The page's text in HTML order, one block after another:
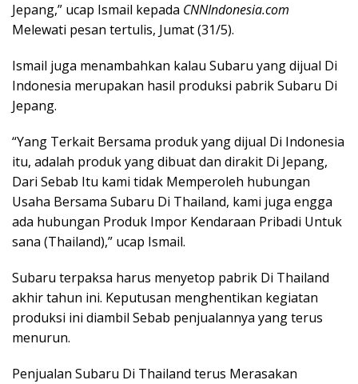
Jepang,” ucap Ismail kepada CNNIndonesia.com
Melewati pesan tertulis, Jumat (31/5).
Ismail juga menambahkan kalau Subaru yang dijual Di
Indonesia merupakan hasil produksi pabrik Subaru Di
Jepang.
“Yang Terkait Bersama produk yang dijual Di Indonesia
itu, adalah produk yang dibuat dan dirakit Di Jepang,
Dari Sebab Itu kami tidak Memperoleh hubungan
Usaha Bersama Subaru Di Thailand, kami juga engga
ada hubungan Produk Impor Kendaraan Pribadi Untuk
sana (Thailand),” ucap Ismail.
Subaru terpaksa harus menyetop pabrik Di Thailand
akhir tahun ini. Keputusan menghentikan kegiatan
produksi ini diambil Sebab penjualannya yang terus
menurun.
Penjualan Subaru Di Thailand terus Merasakan